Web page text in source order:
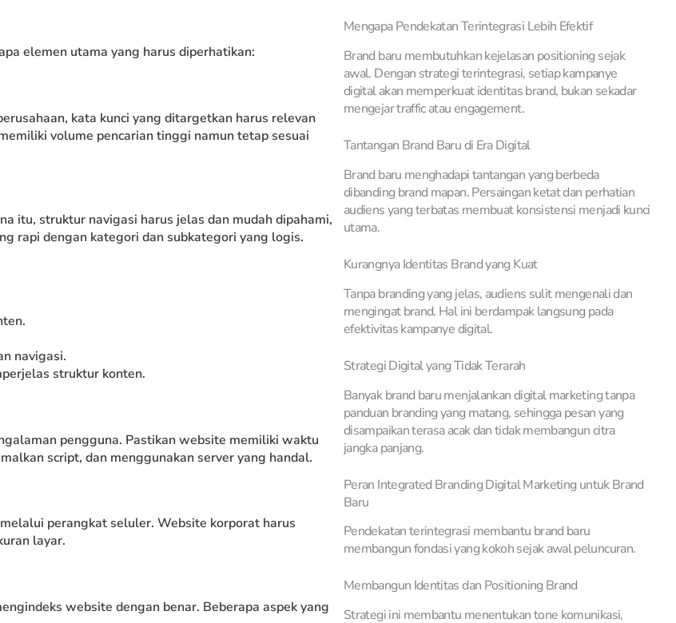
elemen utama yang harus diperhatikan:
kata kunci yang ditargetkan harus relevan
volume pencarian tinggi namun tetap sesuai
itu, struktur navigasi harus jelas dan mudah dipahami,
rapi dengan kategori dan subkategori yang logis.
navigasi.
struktur konten.
pengguna. Pastikan website memiliki waktu
script, dan menggunakan server yang handal.
perangkat seluler. Website korporat harus
layar.
website dengan benar. Beberapa aspek yang
Mengapa Pendekatan Terintegrasi Lebih Efektif
Brand baru membutuhkan kejelasan positioning sejak
awal. Dengan strategi terintegrasi, setiap kampanye
digital akan memperkuat identitas brand, bukan sekadar
mengejar traffic atau engagement.
Tantangan Brand Baru di Era Digital
Brand baru menghadapi tantangan yang berbeda
dibanding brand mapan. Persaingan ketat dan perhatian
audiens yang terbatas membuat konsistensi menjadi kunci
utama.
Kurangnya Identitas Brand yang Kuat
Tanpa branding yang jelas, audiens sulit mengenali dan
mengingat brand. Hal ini berdampak langsung pada
efektivitas kampanye digital.
Strategi Digital yang Tidak Terarah
Banyak brand baru menjalankan digital marketing tanpa
panduan branding yang matang, sehingga pesan yang
disampaikan terasa acak dan tidak membangun citra
jangka panjang.
Peran Integrated Branding Digital Marketing untuk Brand
Baru
Pendekatan terintegrasi membantu brand baru
membangun fondasi yang kokoh sejak awal peluncuran.
Membangun Identitas dan Positioning Brand
Strategi ini membantu menentukan tone komunikasi,